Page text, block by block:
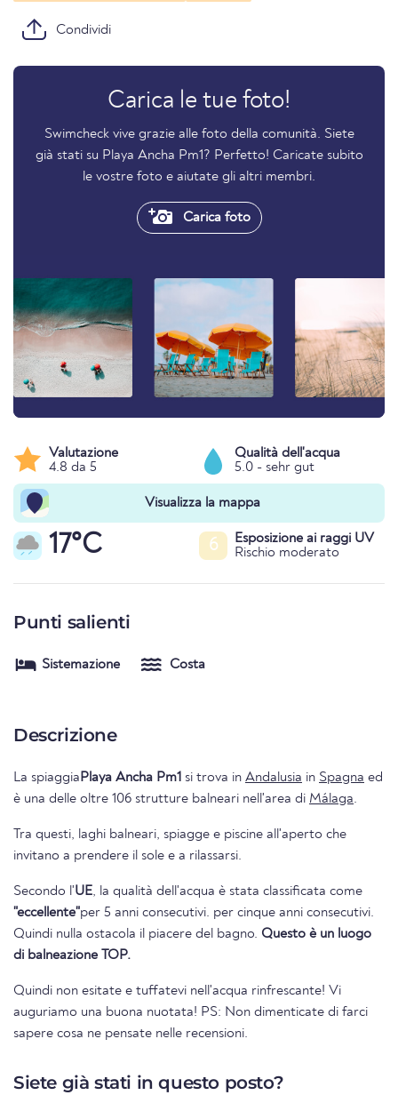
Condividi
Carica le tue foto!
Swimcheck vive grazie alle foto della comunità. Siete
già stati su Playa Ancha Pm1? Perfetto! Caricate subito
le vostre foto e aiutate gli altri membri.
Carica foto
Valutazione
4.8 da 5
Qualità dell'acqua
5.0 - sehr gut
Visualizza la mappa
17°C 6
Esposizione ai raggi UV
Rischio moderato
Punti salienti
Sistemazione Costa
Descrizione
La spiaggia Playa Ancha Pm1 si trova in Andalusia in Spagna ed
è una delle oltre 106 strutture balneari nell'area di Málaga.
Tra questi, laghi balneari, spiagge e piscine all'aperto che
invitano a prendere il sole e a rilassarsi.
Secondo l'UE, la qualità dell'acqua è stata classificata come
"eccellente"per 5 anni consecutivi. per cinque anni consecutivi.
Quindi nulla ostacola il piacere del bagno. Questo è un luogo
di balneazione TOP.
Quindi non esitate e tuffatevi nell'acqua rinfrescante! Vi
auguriamo una buona nuotata! PS: Non dimenticate di farci
sapere cosa ne pensate nelle recensioni.
Siete già stati in questo posto?